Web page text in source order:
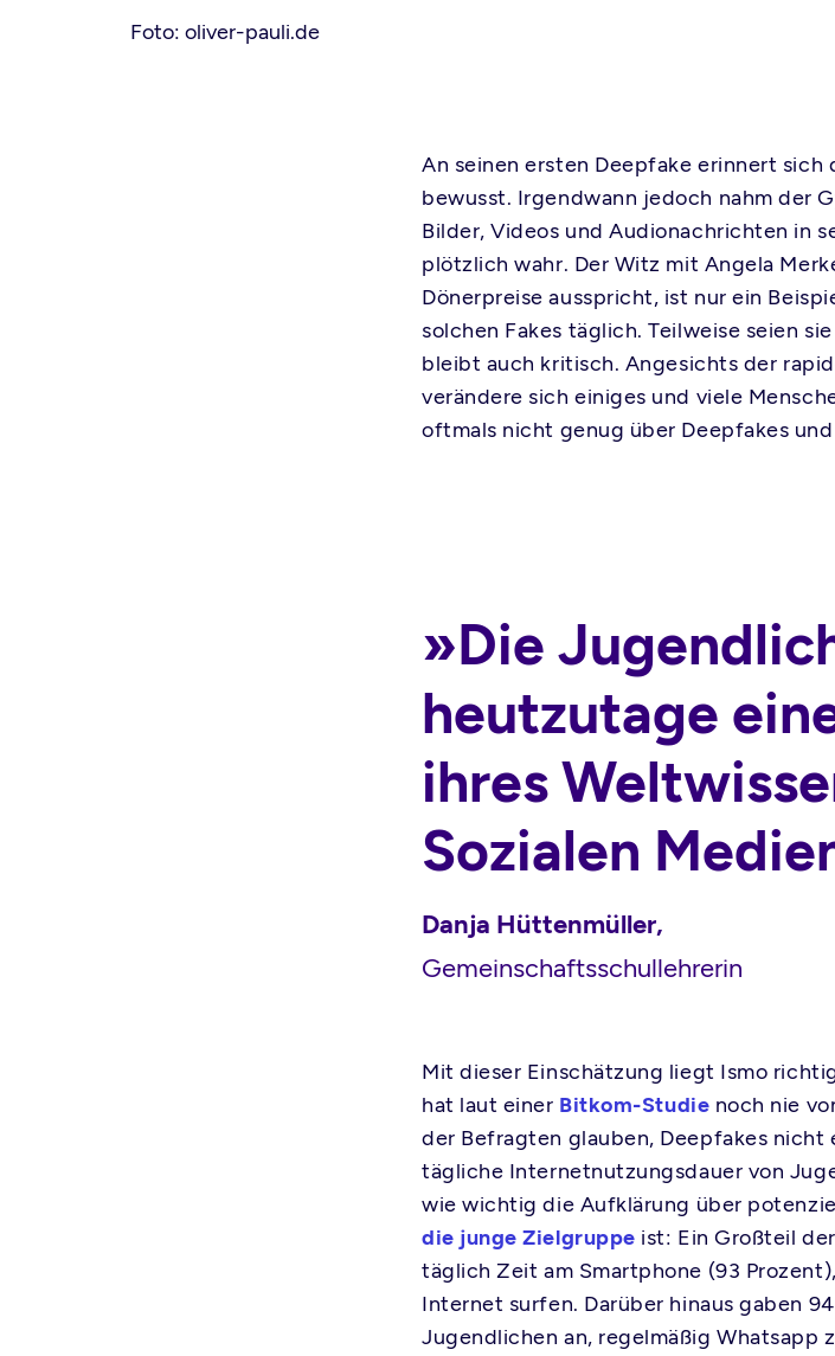
Foto: oliver-pauli.de
An seinen ersten Deepfake erinnert sich
bewusst. Irgendwann jedoch nahm der
Bilder, Videos und Audionachrichten in
plötzlich wahr. Der Witz mit Angela
Dönerpreise ausspricht, ist nur ein
solchen Fakes täglich. Teilweise seien
bleibt auch kritisch. Angesichts der
verändere sich einiges und viele
oftmals nicht genug über Deepfakes
»Die
heutzutage
ihres
Sozialen
Danja Hüttenmüller,
Gemeinschaftsschullehrerin
Mit dieser Einschätzung liegt Ismo
hat laut einer Bitkom-Studie noch nie
der Befragten glauben, Deepfakes nicht
tägliche Internetnutzungsdauer von
wie wichtig die Aufklärung über
die junge Zielgruppe ist: Ein Großteil
täglich Zeit am Smartphone (93
Internet surfen. Darüber hinaus gaben
Jugendlichen an, regelmäßig Whatsapp